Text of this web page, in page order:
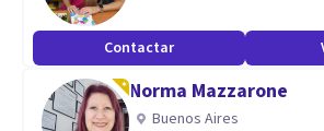
Contactar
Norma Mazzarone
Buenos Aires